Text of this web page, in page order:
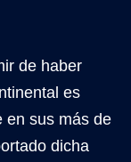
de haber
es
en sus más de
dicha